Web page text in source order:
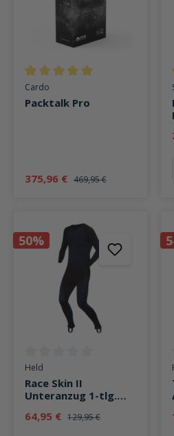
Durchschnittliche Bewertung von
Cardo
Packtalk Pro
375,96 € 469,95 €
50%
Durchschnittliche Bewertung von
Held
Race Skin II
Unteranzug 1-tlg.
64,95 € 129,95 €